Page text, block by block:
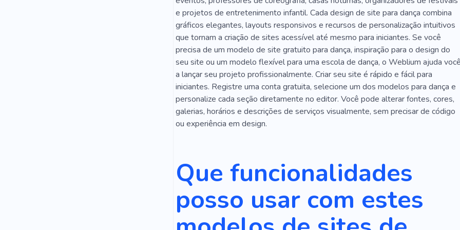
Misturador
Videoclipe Ópera Orquestra
Artes Cênicas
Saxofone
Compositor Balé Baixar Música
Adolescente
Celebridade
Alto Feliz Prazer Diversão
Frio
Ano Novo
Grupo Coreografia Organização
Jogo
Gravação
Instrumentos Musicais Acústicos
Fones De Ouvido
Instrumentos Eletrônicos
Incrível
Ótimo Popular Exclusivo
SEO
Simples Informativo Corporativo
Comercial
Gravador De Voz
Estudante Piano Jazz
Adulto
Aprender Música
História Em Áudio Educação
e projetos de entretenimento infantil. Cada design de site para dança combina
gráficos elegantes, layouts responsivos e recursos de personalização intuitivos
que tornam a criação de sites acessível até mesmo para iniciantes. Se você
precisa de um modelo de site gratuito para dança, inspiração para o design do
seu site ou um modelo flexível para uma escola de dança, o Weblium ajuda
a lançar seu projeto profissionalmente. Criar seu site é rápido e fácil para
iniciantes. Registre uma conta gratuita, selecione um dos modelos para dança e
personalize cada seção diretamente no editor. Você pode alterar fontes, cores,
galerias, horários e descrições de serviços visualmente, sem precisar de código
ou experiência em design.
Que funcionalidades
posso usar com estes